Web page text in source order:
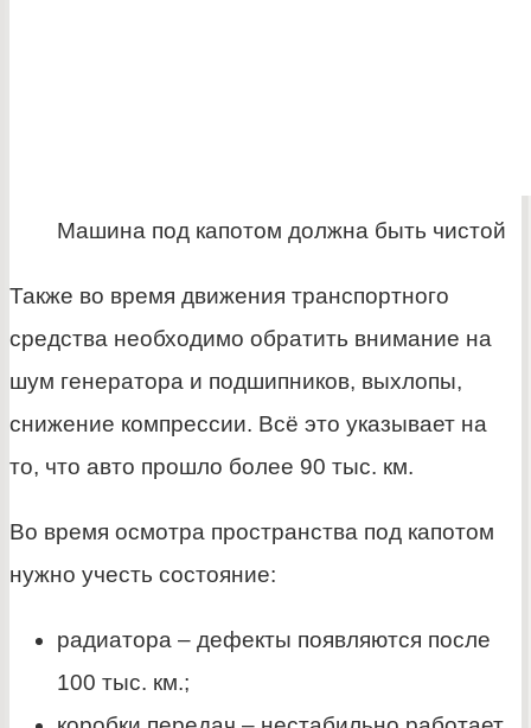
Машина под капотом должна быть чистой
Также во время движения транспортного
средства необходимо обратить внимание на
шум генератора и подшипников, выхлопы,
снижение компрессии. Всё это указывает на
то, что авто прошло более 90 тыс. км.
Во время осмотра пространства под капотом
нужно учесть состояние:
радиатора – дефекты появляются после
100 тыс. км.;